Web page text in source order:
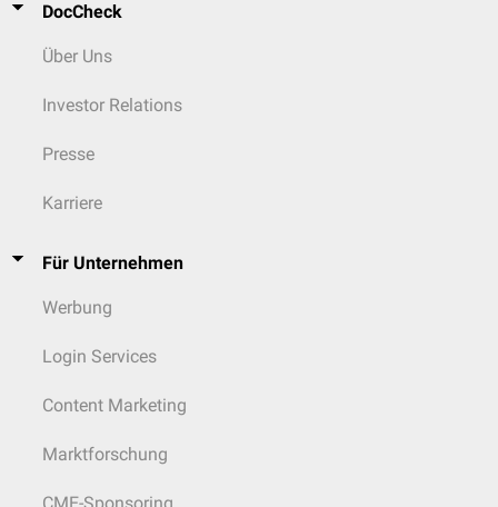
DocCheck
Über Uns
Investor Relations
Presse
Karriere
Für Unternehmen
Werbung
Login Services
Content Marketing
Marktforschung